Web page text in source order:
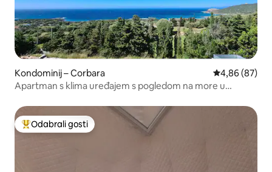
Kondominij – Corbara Prosječna
4,86 (87)
Apartman s klima uređajem s pogledom na more u
Među najviše rangiranima s oznakom „Odabrali gosti”
Odabrali gosti